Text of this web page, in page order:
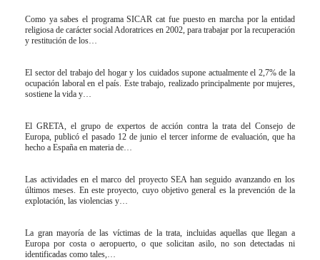
Como ya sabes el programa SICAR cat fue puesto en marcha por la entidad
religiosa de carácter social Adoratrices en 2002, para trabajar por la recuperación
y restitución de los…
El sector del trabajo del hogar y los cuidados supone actualmente el 2,7% de la
ocupación laboral en el país. Este trabajo, realizado principalmente por mujeres,
sostiene la vida y…
El GRETA, el grupo de expertos de acción contra la trata del Consejo de
Europa, publicó el pasado 12 de junio el tercer informe de evaluación, que ha
hecho a España en materia de…
Las actividades en el marco del proyecto SEA han seguido avanzando en los
últimos meses. En este proyecto, cuyo objetivo general es la prevención de la
explotación, las violencias y…
La gran mayoría de las víctimas de la trata, incluidas aquellas que llegan a
Europa por costa o aeropuerto, o que solicitan asilo, no son detectadas ni
identificadas como tales,…